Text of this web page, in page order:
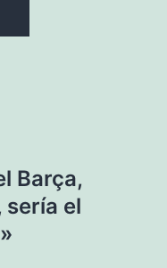
Barça,
sería el